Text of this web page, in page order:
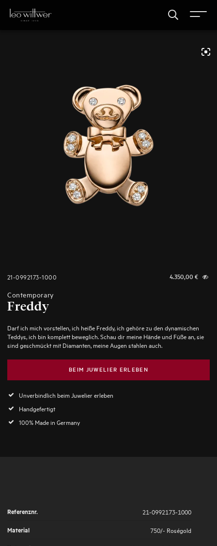
21-0992173-1000 4.350,00 €
Contemporary
Freddy
Darf ich mich vorstellen, ich heiße Freddy, ich gehöre zu den dynamischen
Teddys, ich bin komplett beweglich. Schau dir meine Hände und Füße an, sie
sind geschmückt mit Diamanten, meine Augen stahlen auch.
BEIM JUWELIER ERLEBEN
Unverbindlich beim Juwelier erleben
Handgefertigt
100% Made in Germany
Referenznr.
21-0992173-1000
Material
750/- Roségold